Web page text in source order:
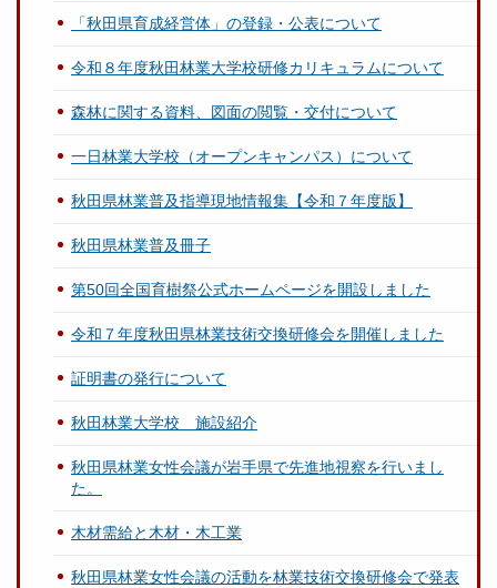
「秋田県育成経営体」の登録・公表について
令和８年度秋田林業大学校研修カリキュラムについて
森林に関する資料、図面の閲覧・交付について
一日林業大学校（オープンキャンパス）について
秋田県林業普及指導現地情報集【令和７年度版】
秋田県林業普及冊子
第50回全国育樹祭公式ホームページを開設しました
令和７年度秋田県林業技術交換研修会を開催しました
証明書の発行について
秋田林業大学校 施設紹介
秋田県林業女性会議が岩手県で先進地視察を行いまし
た。
木材需給と木材・木工業
秋田県林業女性会議の活動を林業技術交換研修会で発表